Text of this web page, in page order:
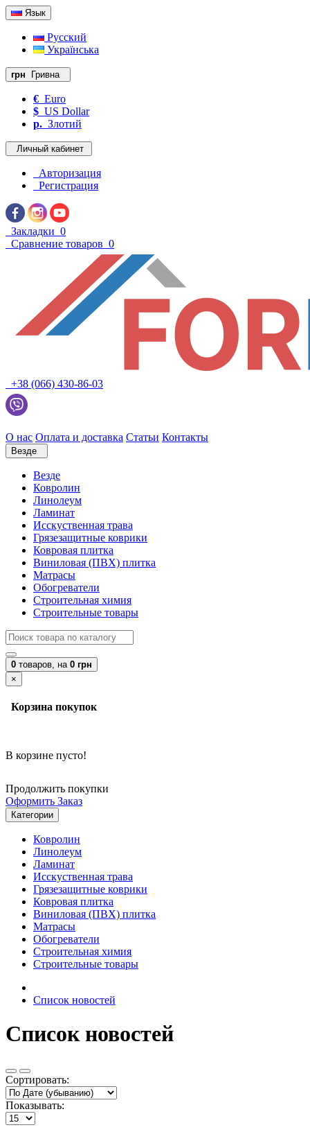
Язык
Русский
Українська
грн Гривна
€ Euro
$ US Dollar
р. Злотий
Личный кабинет
Авторизация
Регистрация
Закладки 0
Сравнение товаров 0
+38 (066) 430-86-03
О нас Оплата и доставка Статьи Контакты
Везде
Везде
Ковролин
Линолеум
Ламинат
Исскуственная трава
Грязезащитные коврики
Ковровая плитка
Виниловая (ПВХ) плитка
Матрасы
Обогреватели
Строительная химия
Строительные товары
0 товаров, на 0 грн
×
Корзина покупок
В корзине пусто!
Продолжить покупки
Оформить Заказ
Категории
Ковролин
Линолеум
Ламинат
Исскуственная трава
Грязезащитные коврики
Ковровая плитка
Виниловая (ПВХ) плитка
Матрасы
Обогреватели
Строительная химия
Строительные товары
Список новостей
Список новостей
Сортировать:
Показывать: